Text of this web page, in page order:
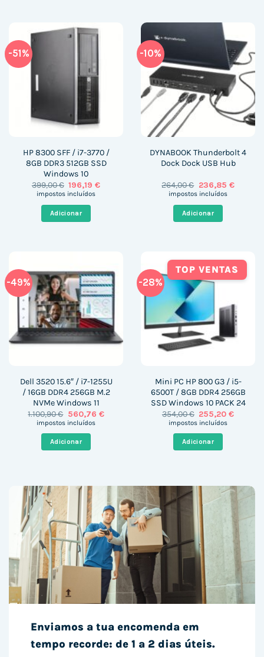
-51%
HP 8300 SFF / i7-3770 /
8GB DDR3 512GB SSD
Windows 10
399,00€ O
preço
399,00 €.
196,19€O
impostos incluídos
Adicionar
-10%
DYNABOOK Thunderbolt 4
Dock Dock USB Hub
264,00€ O
preço
264,00 €.
236,85 €O
impostos incluídos
Adicionar
-49%
Dell 3520 15.6″ / i7-1255U
/ 16GB DDR4 256GB M.2
NVMe Windows 11
1.100,90€ O
preço
era:
1.100,90 €.
560,76 €O
impostos incluídos
Adicionar
-28%
TOP VENTAS
Mini PC HP 800 G3 / i5-
6500T / 8GB DDR4 256GB
SSD Windows 10 PACK 24
354,00€ O
preço
era:
354,00 €.
255,20€O
impostos incluídos
Adicionar
Enviamos a tua encomenda em
tempo recorde: de 1 a 2 dias úteis.